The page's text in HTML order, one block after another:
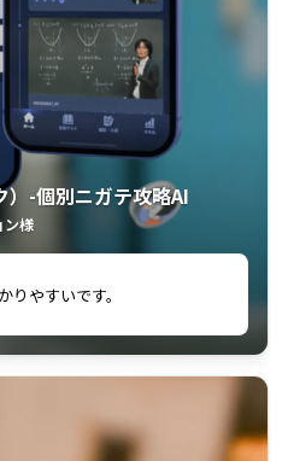
-個別ニガテ攻略AI
ン様
ていただいているが、復習する
る。
りやすいです。